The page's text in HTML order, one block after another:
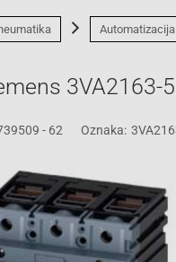
Fizičko lice
broj,
EAN
serijski
broj
Automatizacija
3VA2163-
- 62 Oznaka: